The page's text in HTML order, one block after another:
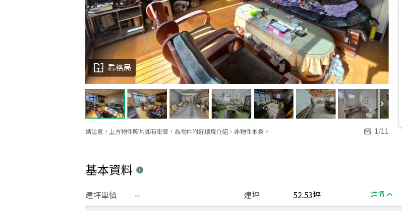
請注意，上方物件照片如有街景，為物件附近環境介紹，非物件本身。 1/11
看格局
基本資料
建坪 52.53坪 詳情
建坪單價 --